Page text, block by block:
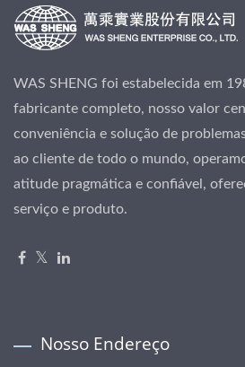
WAS SHENG foi estabelecida em
fabricante completo, nosso valor
conveniência e solução de
ao cliente de todo o mundo,
atitude pragmática e confiável,
serviço e produto.
Nosso Endereço